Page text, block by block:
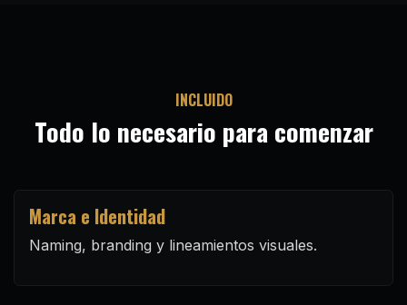
INCLUIDO
Todo lo necesario para comenzar
Marca e Identidad
Naming, branding y lineamientos visuales.